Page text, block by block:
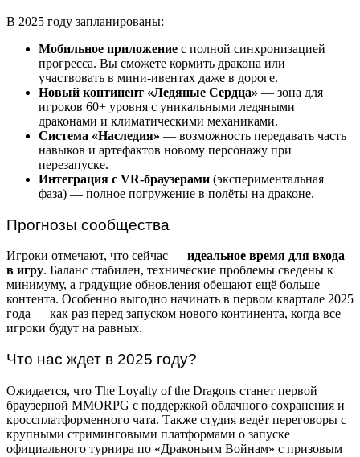
В 2025 году запланированы:
Мобильное приложение с полной синхронизацией
прогресса. Вы сможете кормить дракона или
участвовать в мини-ивентах даже в дороге.
Новый континент «Ледяные Сердца» — зона для
игроков 60+ уровня с уникальными ледяными
драконами и климатическими механиками.
Система «Наследия» — возможность передавать часть
навыков и артефактов новому персонажу при
перезапуске.
Интеграция с VR-браузерами (экспериментальная
фаза) — полное погружение в полёты на драконе.
Прогнозы сообщества
Игроки отмечают, что сейчас — идеальное время для входа
в игру. Баланс стабилен, технические проблемы сведены к
минимуму, а грядущие обновления обещают ещё больше
контента. Особенно выгодно начинать в первом квартале 2025
года — как раз перед запуском нового континента, когда все
игроки будут на равных.
Что нас ждет в 2025 году?
Ожидается, что The Loyalty of the Dragons станет первой
браузерной MMORPG с поддержкой облачного сохранения и
кроссплатформенного чата. Также студия ведёт переговоры с
крупными стриминговыми платформами о запуске
официального турнира по «Драконьим Войнам» с призовым